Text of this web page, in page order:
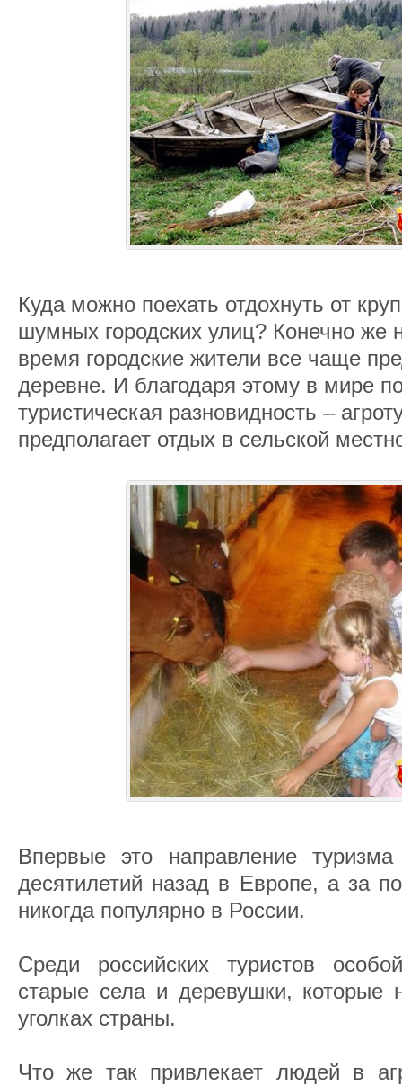
Куда можно поехать отдохнуть от
шумных городских улиц? Конечно же
время городские жители все чаще
деревне. И благодаря этому в мире
туристическая разновидность –
предполагает отдых в сельской
Впервые это направление
десятилетий назад в Европе, а за
никогда популярно в России.
Среди российских туристов
старые села и деревушки, которые
уголках страны.
Что же так привлекает людей в